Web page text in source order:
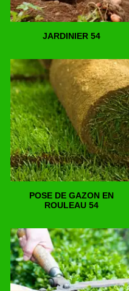
JARDINIER 54
POSE DE GAZON EN
ROULEAU 54